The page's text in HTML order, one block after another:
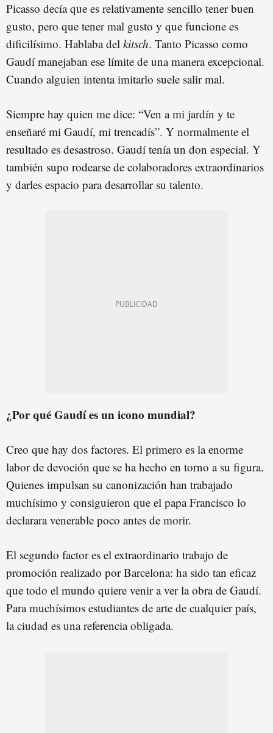
Picasso decía que es relativamente sencillo tener buen
gusto, pero que tener mal gusto y que funcione es
dificilísimo. Hablaba del kitsch. Tanto Picasso como
Gaudí manejaban ese límite de una manera excepcional.
Cuando alguien intenta imitarlo suele salir mal.
Siempre hay quien me dice: “Ven a mi jardín y te
enseñaré mi Gaudí, mi trencadís”. Y normalmente el
resultado es desastroso. Gaudí tenía un don especial. Y
también supo rodearse de colaboradores extraordinarios
y darles espacio para desarrollar su talento.
¿Por qué Gaudí es un icono mundial?
Creo que hay dos factores. El primero es la enorme
labor de devoción que se ha hecho en torno a su figura.
Quienes impulsan su canonización han trabajado
muchísimo y consiguieron que el papa Francisco lo
declarara venerable poco antes de morir.
El segundo factor es el extraordinario trabajo de
promoción realizado por Barcelona: ha sido tan eficaz
que todo el mundo quiere venir a ver la obra de Gaudí.
Para muchísimos estudiantes de arte de cualquier país,
la ciudad es una referencia obligada.